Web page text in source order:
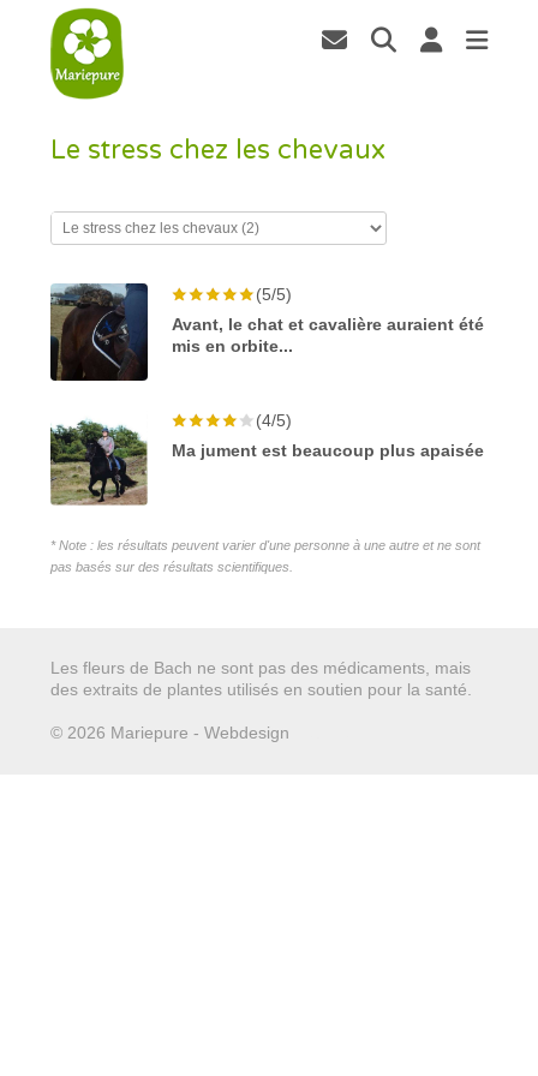
Le stress chez les chevaux
(5/5)
Avant, le chat et cavalière auraient été
mis en orbite...
(4/5)
Ma jument est beaucoup plus apaisée
* Note : les résultats peuvent varier d'une personne à une autre et ne sont
pas basés sur des résultats scientifiques.
Les fleurs de Bach ne sont pas des médicaments, mais
des extraits de plantes utilisés en soutien pour la santé.
© 2026 Mariepure - Webdesign